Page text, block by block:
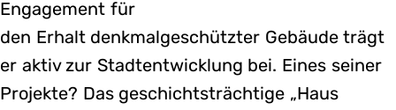
Engagement für
den Erhalt denkmalgeschützter Gebäude trägt
er aktiv zur Stadtentwicklung bei. Eines seiner
Projekte? Das geschichtsträchtige „Haus